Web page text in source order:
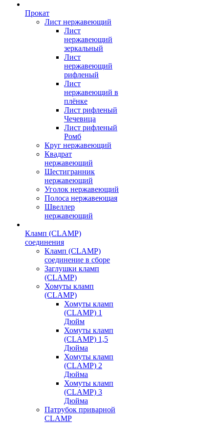
Прокат
Лист нержавеющий
Лист
нержавеющий
зеркальный
Лист
нержавеющий
рифленый
Лист
нержавеющий в
плёнке
Лист рифленый
Чечевица
Лист рифленый
Ромб
Круг нержавеющий
Квадрат
нержавеющий
Шестигранник
нержавеющий
Уголок нержавеющий
Полоса нержавеющая
Швеллер
нержавеющий
Кламп (CLAMP)
соединения
Кламп (CLAMP)
соединение в сборе
Заглушки кламп
(CLAMP)
Хомуты кламп
(CLAMP)
Хомуты кламп
(CLAMP) 1
Дюйм
Хомуты кламп
(CLAMP) 1,5
Дюйма
Хомуты кламп
(CLAMP) 2
Дюйма
Хомуты кламп
(CLAMP) 3
Дюйма
Патрубок приварной
CLAMP